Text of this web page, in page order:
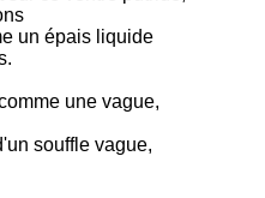
un épais liquide
une vague,
souffle vague,